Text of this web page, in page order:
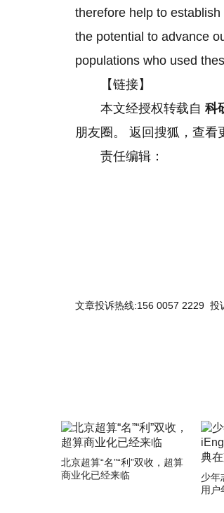
therefore help to
the potential to advance
populations who used
【链接】
本文经授权转载自 科
朋友圈。 返回搜狐，查看
责任编辑：
文章投诉热线:156 0057 2229 投
北京超算“名”“利”双收，超算
商业化已经来临
少年
用户